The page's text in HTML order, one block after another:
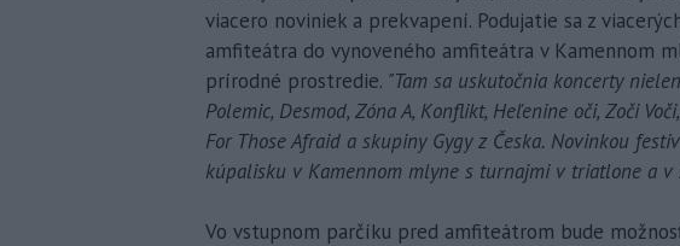
viacero noviniek a prekvapení. Podujatie sa z
amfiteátra do vynoveného amfiteátra v Kamennom
prírodné prostredie. "Tam sa uskutočnia koncerty
Polemic, Desmod, Zóna A, Konflikt, Heľenine oči, Zoči
For Those Afraid a skupiny Gygy z Česka. Novinkou
kúpalisku v Kamennom mlyne s turnajmi v triatlone a v
Vo vstupnom parčíku pred amfiteátrom bude